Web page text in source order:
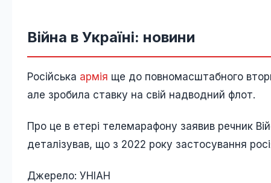
Війна в Україні: новини
Російська армія ще до повномасштабного
але зробила ставку на свій надводний флот.
Про це в етері телемарафону заявив речник
деталізував, що з 2022 року застосування
Джерело: УНІАН